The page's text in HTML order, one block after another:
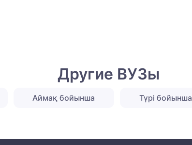
Другие ВУЗы
Аймақ бойынша Түрі бойынша